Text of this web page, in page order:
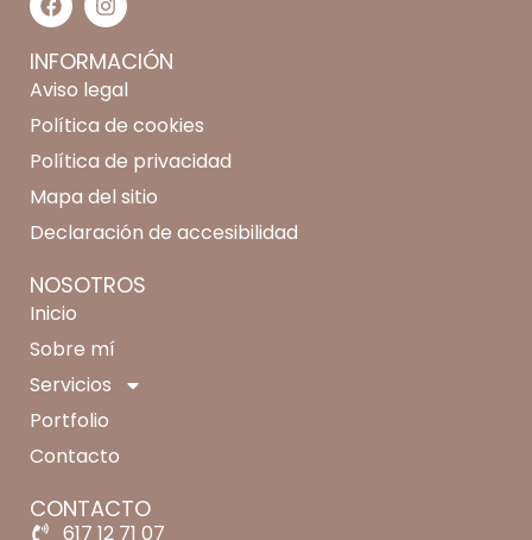
INFORMACIÓN
Aviso legal
Política de cookies
Política de privacidad
Mapa del sitio
Declaración de accesibilidad
NOSOTROS
Inicio
Sobre mí
Servicios
Portfolio
Contacto
CONTACTO
617 12 71 07